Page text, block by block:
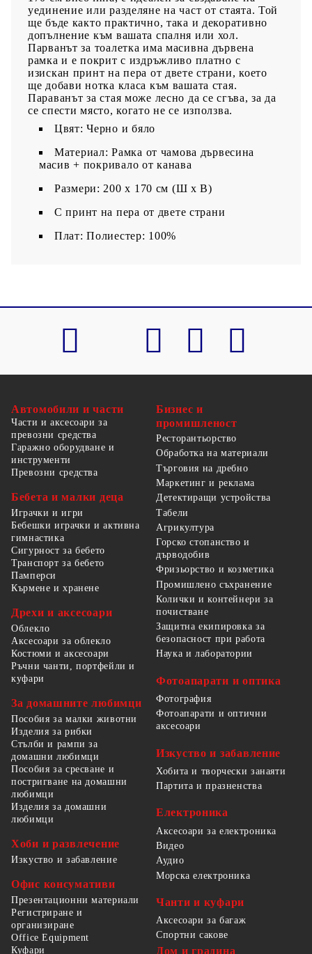
уединение или разделяне на част от стаята. Той
ще бъде както практично, така и декоративно
допълнение към вашата спалня или хол.
Парванът за тоалетка има масивна дървена
рамка и е покрит с издръжливо платно с
изискан принт на пера от двете страни, което
ще добави нотка класа към вашата стая.
Параванът за стая може лесно да се сгъва, за да
се спести място, когато не се използва.
Цвят: Черно и бяло
Материал: Рамка от чамова дървесина
масив + покривало от канава
Размери: 200 x 170 cм (Ш x В)
С принт на пера от двете страни
Плат: Полиестер: 100%
Автомобили и части
Части и аксесоари за
превозни средства
Гаражно оборудване и
инструменти
Превозни средства
Бебета и малки деца
Играчки и игри
Бебешки играчки и активна
гимнастика
Сигурност за бебето
Транспорт за бебето
Памперси
Кърмене и хранене
Дрехи и аксесоари
Облекло
Аксесоари за облекло
Костюми и аксесоари
Ръчни чанти, портфейли и
куфари
За домашните любимци
Пособия за малки животни
Изделия за рибки
Стълби и рампи за
домашни любимци
Пособия за сресване и
постригване на домашни
любимци
Изделия за домашни
любимци
Хоби и развлечение
Изкуство и забавление
Офис консумативи
Презентационни материали
Регистриране и
организиране
Office Equipment
Бизнес и
промишленост
Ресторантьорство
Обработка на материали
Търговия на дребно
Маркетинг и реклама
Детектиращи устройства
Табели
Агрикултура
Горско стопанство и
дърводобив
Фризьорство и козметика
Промишлено съхранение
Колички и контейнери за
почистване
Защитна екипировка за
безопасност при работа
Наука и лаборатории
Фотоапарати и оптика
Фотография
Фотоапарати и оптични
аксесоари
Изкуство и забавление
Хобита и творчески занаяти
Партита и празненства
Електроника
Аксесоари за електроника
Видео
Аудио
Морска електроника
Чанти и куфари
Аксесоари за багаж
Спортни сакове
Куфари
Дом и градина